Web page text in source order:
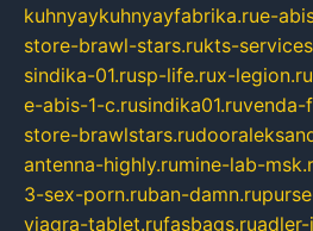
kuhnyaykuhnyayfabrika.rue-
store-brawl-stars.rukts-
sindika-01.rusp-life.rux-legion.ru
e-abis-1-c.rusindika01.ruvenda-
store-brawlstars.ru
antenna-highly.rumine-lab-
3-sex-porn.ruban-damn.ru
viagra-tablet.rufasbags.ruadler-